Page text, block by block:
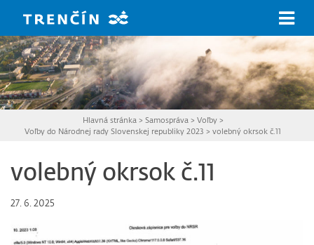
Hlavná stránka > Samospráva > Voľby>
Voľby do Národnej rady Slovenskej republiky 2023 >volebný okrsok č.11
volebný okrsok č.11
27. 6. 2025